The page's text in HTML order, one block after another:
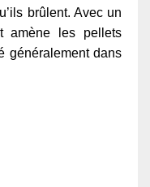
brûlent. Avec un
amène les pellets
généralement dans